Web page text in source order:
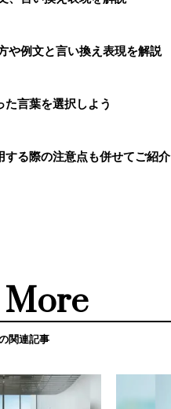
や例文と言い換え表現を解説
た言葉を選択しよう
する際の注意点も併せてご紹介
More
関連記事